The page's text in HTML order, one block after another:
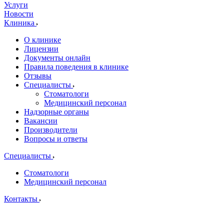
Услуги
Новости
Клиника
О клинике
Лицензии
Документы онлайн
Правила поведения в клинике
Отзывы
Специалисты
Стоматологи
Медицинский персонал
Надзорные органы
Вакансии
Производители
Вопросы и ответы
Специалисты
Стоматологи
Медицинский персонал
Контакты